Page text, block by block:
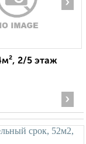
2/5 этаж
›